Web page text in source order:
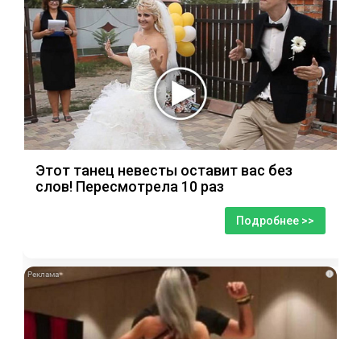
Этот танец невесты оставит вас без
слов! Пересмотрела 10 раз
Подробнее >>
i